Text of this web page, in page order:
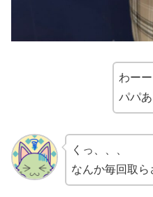
わー
パパ
くっ、、、
なんか毎回取